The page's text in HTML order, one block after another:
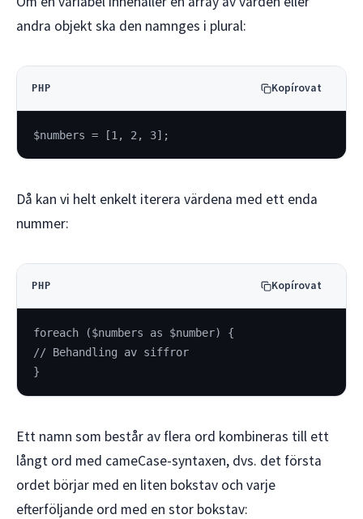
andra objekt ska den namnges i plural:
PHP Kopírovat
$numbers = [1, 2, 3];
Då kan vi helt enkelt iterera värdena med ett enda
nummer:
PHP Kopírovat
foreach ($numbers as $number) {
// Behandling av siffror
}
Ett namn som består av flera ord kombineras till ett
långt ord med cameCase-syntaxen, dvs. det första
ordet börjar med en liten bokstav och varje
efterföljande ord med en stor bokstav: